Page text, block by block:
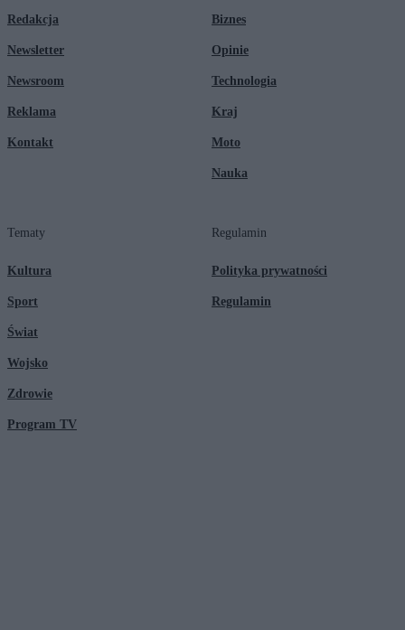
Redakcja
Newsletter
Newsroom
Reklama
Kontakt
Biznes
Opinie
Technologia
Kraj
Moto
Nauka
Tematy
Kultura
Sport
Świat
Wojsko
Zdrowie
Program TV
Regulamin
Polityka prywatności
Regulamin